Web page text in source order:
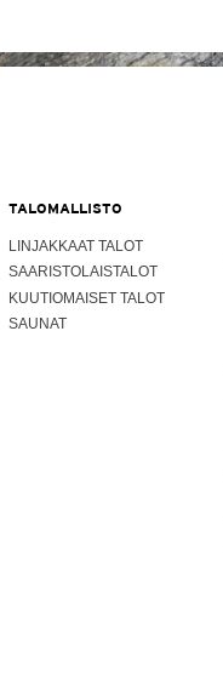
TALOMALLISTO
LINJAKKAAT TALOT
SAARISTOLAISTALOT
KUUTIOMAISET TALOT
SAUNAT